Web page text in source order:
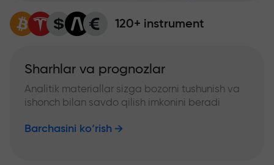
120+ instrument
Sharhlar va prognozlar
Analitik materiallar sizga bozorni tushunish va
ishonch bilan savdo qilish imkonini beradi
Barchasini ko‘rish